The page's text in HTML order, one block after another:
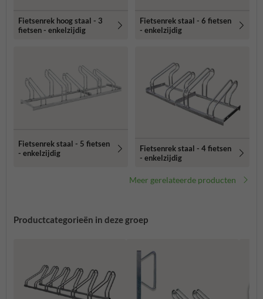
Fietsenrek hoog staal - 3
fietsen - enkelzijdig
Fietsenrek staal - 6 fietsen
- enkelzijdig
Fietsenrek staal - 5 fietsen
- enkelzijdig
Fietsenrek staal - 4 fietsen
- enkelzijdig
Meer gerelateerde producten
Productcategorieën in deze groep